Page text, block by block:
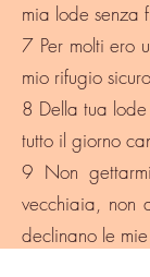
mia lode senza
7 Per molti ero
mio rifugio
8 Della tua
tutto il giorno
9 Non
vecchiaia, non
declinano le